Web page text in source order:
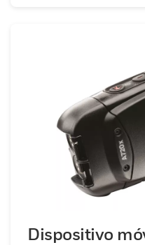
Dispositivo